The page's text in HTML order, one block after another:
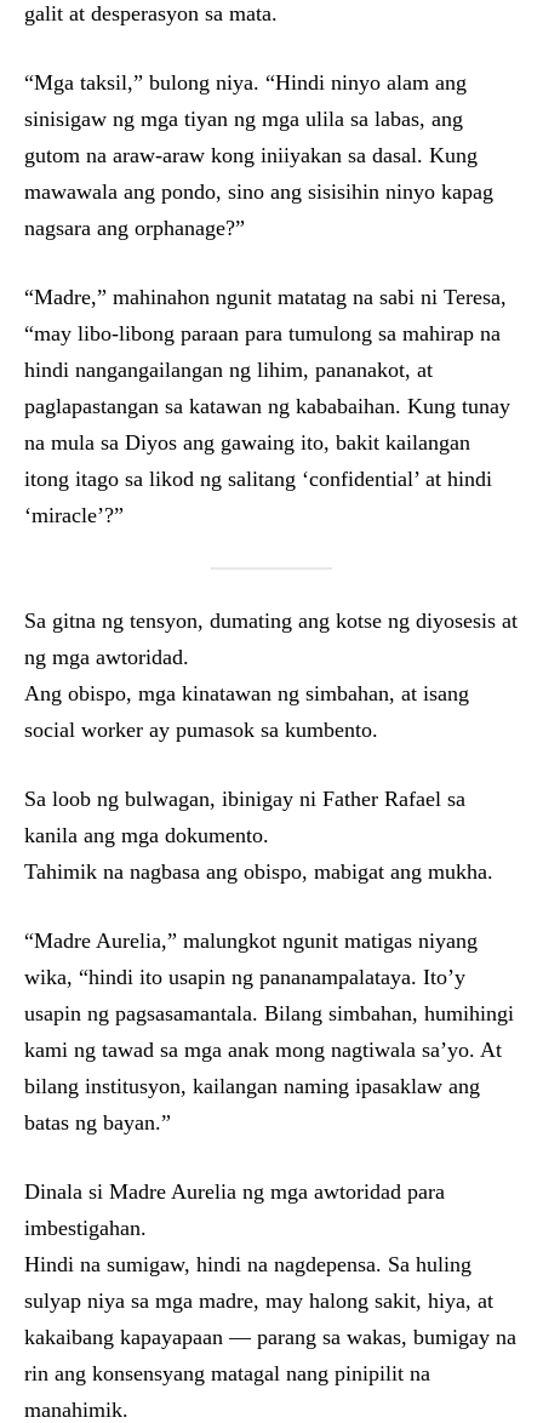
galit at desperasyon sa mata.
“Mga taksil,” bulong niya. “Hindi ninyo alam ang
sinisigaw ng mga tiyan ng mga ulila sa labas, ang
gutom na araw-araw kong iniiyakan sa dasal. Kung
mawawala ang pondo, sino ang sisisihin ninyo kapag
nagsara ang orphanage?”
“Madre,” mahinahon ngunit matatag na sabi ni Teresa,
“may libo-libong paraan para tumulong sa mahirap na
hindi nangangailangan ng lihim, pananakot, at
paglapastangan sa katawan ng kababaihan. Kung tunay
na mula sa Diyos ang gawaing ito, bakit kailangan
itong itago sa likod ng salitang ‘confidential’ at hindi
‘miracle’?”
Sa gitna ng tensyon, dumating ang kotse ng diyosesis at
ng mga awtoridad.
Ang obispo, mga kinatawan ng simbahan, at isang
social worker ay pumasok sa kumbento.
Sa loob ng bulwagan, ibinigay ni Father Rafael sa
kanila ang mga dokumento.
Tahimik na nagbasa ang obispo, mabigat ang mukha.
“Madre Aurelia,” malungkot ngunit matigas niyang
wika, “hindi ito usapin ng pananampalataya. Ito’y
usapin ng pagsasamantala. Bilang simbahan, humihingi
kami ng tawad sa mga anak mong nagtiwala sa’yo. At
bilang institusyon, kailangan naming ipasaklaw ang
batas ng bayan.”
Dinala si Madre Aurelia ng mga awtoridad para
imbestigahan.
Hindi na sumigaw, hindi na nagdepensa. Sa huling
sulyap niya sa mga madre, may halong sakit, hiya, at
kakaibang kapayapaan — parang sa wakas, bumigay na
rin ang konsensyang matagal nang pinipilit na
manahimik.